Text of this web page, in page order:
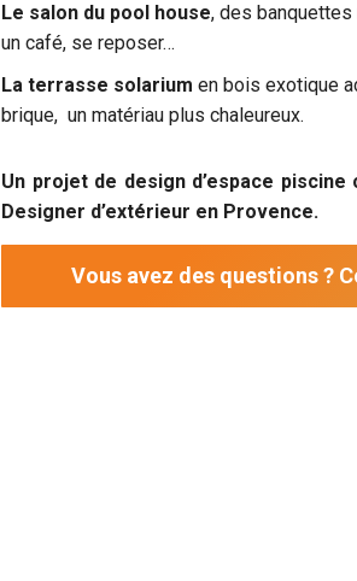
Le salon du pool house, des
un café, se reposer…
La terrasse solarium en bois exotique
brique, un matériau plus chaleureux.
Un projet de design d’espace
Designer d’extérieur en Provence.
Vous avez des questions ?